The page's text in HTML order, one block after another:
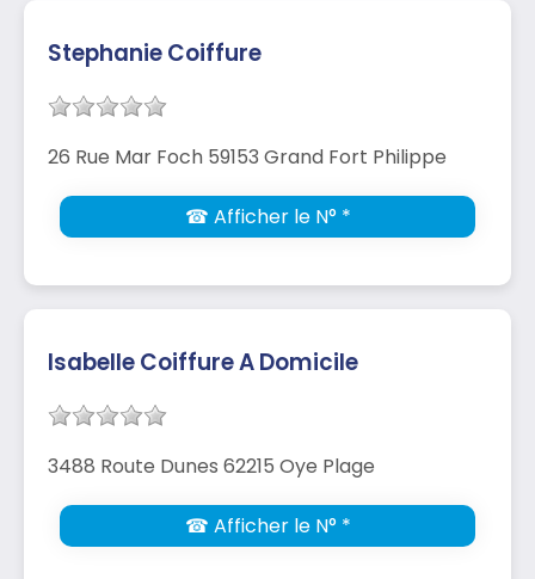
Stephanie Coiffure
26 Rue Mar Foch 59153 Grand Fort Philippe
☎ Afficher le N° *
Isabelle Coiffure A Domicile
3488 Route Dunes 62215 Oye Plage
☎ Afficher le N° *